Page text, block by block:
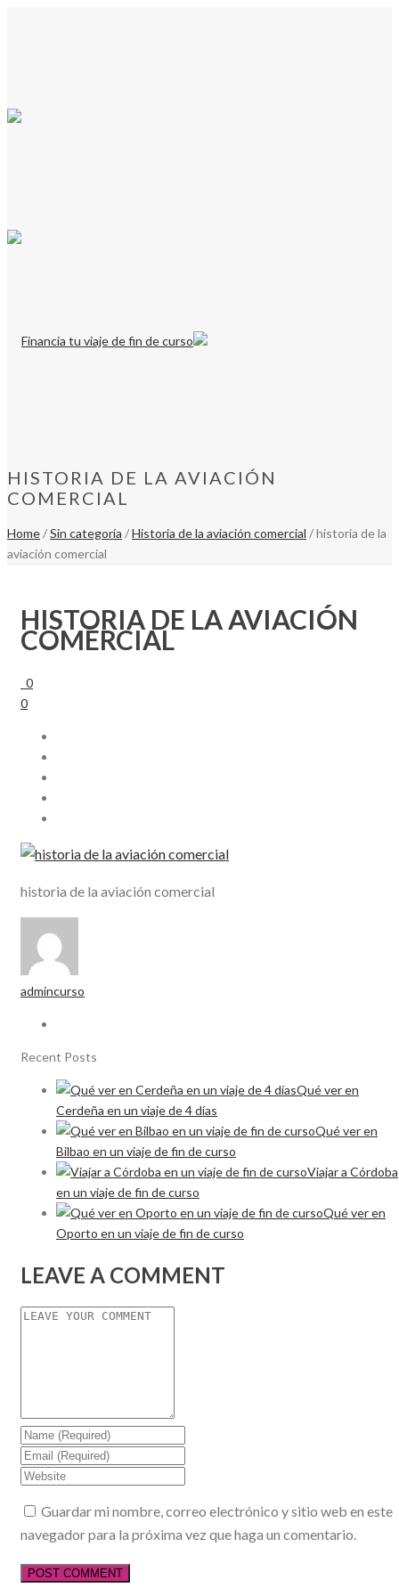
HISTORIA DE LA AVIACIÓN
COMERCIAL
Home/Sin categoría /Historia de la aviación comercial / historia de la
aviación comercial
HISTORIA DE LA AVIACIÓN
COMERCIAL
0
0
historia de la aviación comercial
admincurso
Recent Posts
Qué ver en
Cerdeña en un viaje de 4 días
Qué ver en
Bilbao en un viaje de fin de curso
Viajar a Córdoba
en un viaje de fin de curso
Qué ver en
Oporto en un viaje de fin de curso
LEAVE A COMMENT
Guardar mi nombre, correo electrónico y sitio web en este
navegador para la próxima vez que haga un comentario.